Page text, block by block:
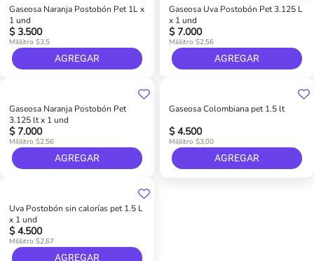
Gaseosa Naranja Postobón Pet 1L x
1 und
$ 3.500
Mililitro $3,5
AGREGAR
Gaseosa Uva Postobón Pet 3.125 L
x 1 und
$ 7.000
Mililitro $2,56
AGREGAR
Gaseosa Naranja Postobón Pet
3.125 lt x 1 und
$ 7.000
Mililitro $2,56
AGREGAR
Gaseosa Colombiana pet 1.5 lt
$ 4.500
Mililitro $3,00
AGREGAR
Uva Postobón sin calorías pet 1.5 L
x 1 und
$ 4.500
Mililitro $2,67
AGREGAR